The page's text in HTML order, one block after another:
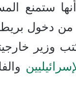
ستمنع
دخول
وزير